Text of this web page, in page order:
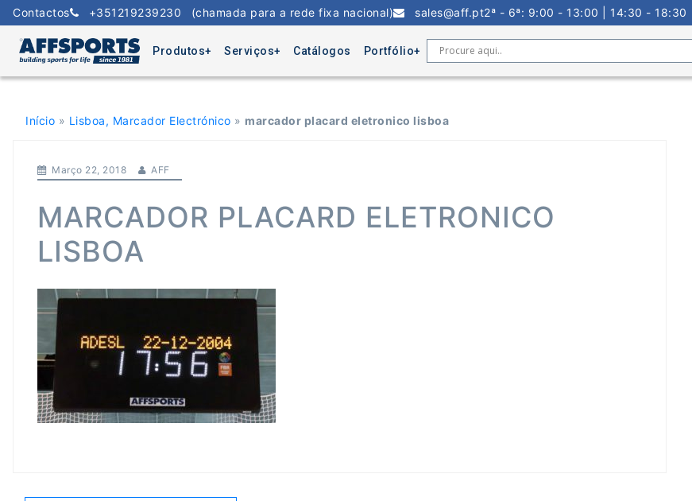
Skip
Contactos +351219239230 (chamada para a rede fixa nacional) sales@aff.pt2ª - 6ª: 9:00 - 13:00 | 14:30 - 18:30
Produtos Serviços Catálogos Portfólio
Início » Lisboa, Marcador Electrónico » marcador placard eletronico lisboa
Março 22, 2018 AFF
MARCADOR PLACARD ELETRONICO
LISBOA